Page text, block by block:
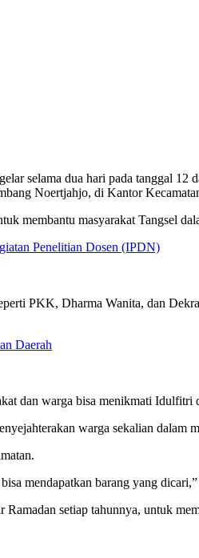
selama dua hari pada tanggal
Noertjahjo, di Kantor
membantu masyarakat Tangsel
Penelitian Dosen (IPDN)
PKK, Dharma Wanita, dan
Daerah
dan warga bisa menikmati
warga sekalian dalam
mendapatkan barang yang
setiap tahunnya, untuk